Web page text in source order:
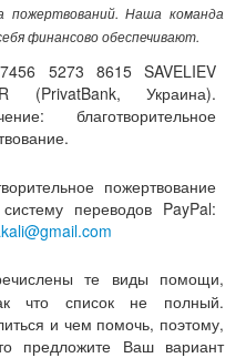
пожертвований. Наша команда
финансово обеспечивают.
5273 8615 SAVELIEV
(PrivatBank, Украина).
благотворительное
пожертвование
переводов PayPal:
те виды помощи,
что список не полный.
и чем помочь, поэтому,
предложите Ваш вариант